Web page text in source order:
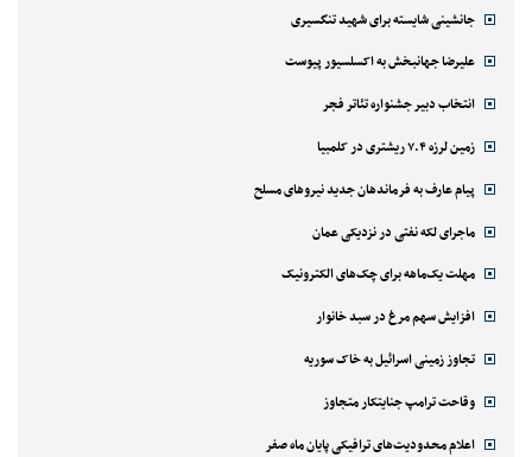
جانشینی شایسته برای شهید تنگسیری
علیرضا جهانبخش به اکسلسیور پیوست
انتخاب دبیر جشنواره تئاتر فجر
زمین لرزه ۷.۴ ریشتری در کلمبیا
پیام عارف به فرماندهان جدید نیروهای مسلح
ماجرای لکه نفتی در نزدیکی عمان
مهلت یک‌ماهه برای چک‌های الکترونیک
افزایش سهم مرغ در سبد خانوار
تجاوز زمینی اسرائیل به خاک سوریه
وقاحت ترامپ جنایتکار متجاوز
اعلام محدودیت‌های ترافیکی پایان ماه صفر